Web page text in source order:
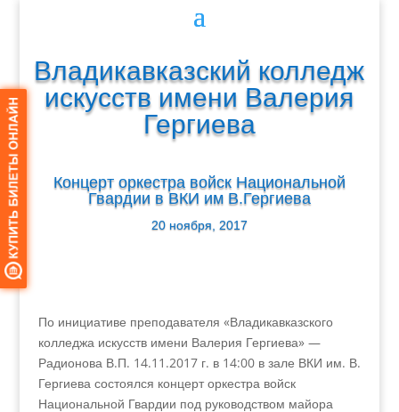
Владикавказский колледж
искусств имени Валерия
Гергиева
Концерт оркестра войск Национальной
Гвардии в ВКИ им В.Гергиева
20 ноября, 2017
По инициативе преподавателя «Владикавказского
колледжа искусств имени Валерия Гергиева» —
Радионова В.П. 14.11.2017 г. в 14:00 в зале ВКИ им. В.
Гергиева состоялся концерт оркестра войск
Национальной Гвардии под руководством майора